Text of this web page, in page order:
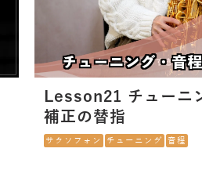
Lesson21 チューニ
補正の替指
サクソフォン チューニング 音程